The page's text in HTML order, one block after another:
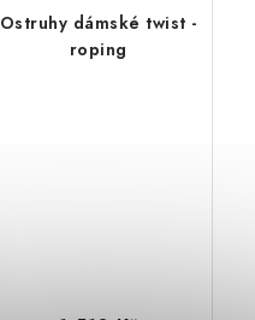
Ostruhy dámské twist -
roping